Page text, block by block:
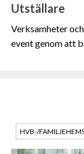
Utställare
Verksamheter
event genom att
HVB-/